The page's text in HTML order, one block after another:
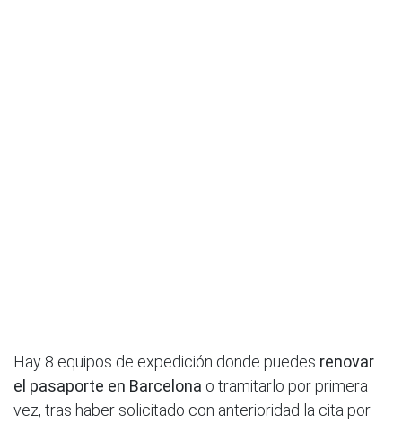
Hay 8 equipos de expedición donde puedes renovar
el pasaporte en Barcelona o tramitarlo por primera
vez, tras haber solicitado con anterioridad la cita por